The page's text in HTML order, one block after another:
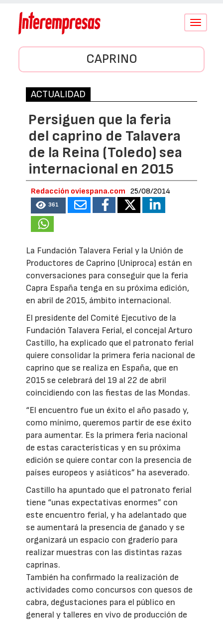
Conmutar
CAPRINO
ACTUALIDAD
Persiguen que la feria
del caprino de Talavera
de la Reina (Toledo) sea
internacional en 2015
Redacción oviespana.com 25/08/2014
361
La Fundación Talavera Ferial y la Unión de
Productores de Caprino (Uniproca) están en
conversaciones para conseguir que la feria
Capra España tenga en su próxima edición,
en abril de 2015, ámbito internacional.
El presidente del Comité Ejecutivo de la
Fundación Talavera Ferial, el concejal Arturo
Castillo, ha explicado que el patronato ferial
quiere consolidar la primera feria nacional de
caprino que se realiza en España, que en
2015 se celebrará del 19 al 22 de abril
coincidiendo con las fiestas de las Mondas.
“El encuentro fue un éxito el año pasado y,
como mínimo, queremos partir de ese éxito
para aumentar. Es la primera feria nacional
de estas características y en su próxima
edición se quiere contar con la presencia de
países europeos y asiáticos” ha aseverado.
Castillo ha apuntado que el patronato ferial
tiene “unas expectativas enormes” con
este encuentro ferial, y ha adelantado que
se aumentará la presencia de ganado y se
organizará un espacio con graderío para
realizar muestras con las distintas razas
caprinas.
También ha confirmado la realización de
actividades como concursos con quesos de
cabra, degustaciones para el público en
general y talleres en vivo de producción de